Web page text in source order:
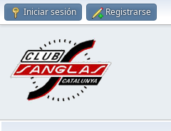
Iniciar sesión Registrarse